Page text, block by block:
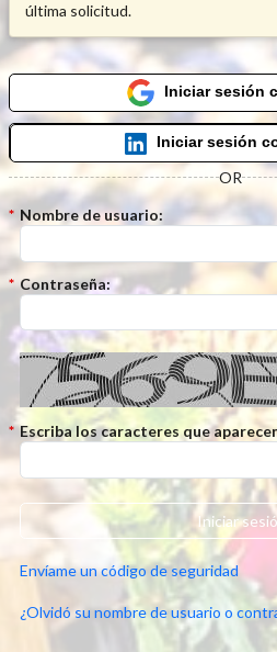
última solicitud.
Iniciar sesión
Iniciar sesión
OR
* Nombre de usuario:
* Contraseña:
* Escriba los caracteres que
Iniciar
Envíame un código de seguridad
¿Olvidó su nombre de usuario o